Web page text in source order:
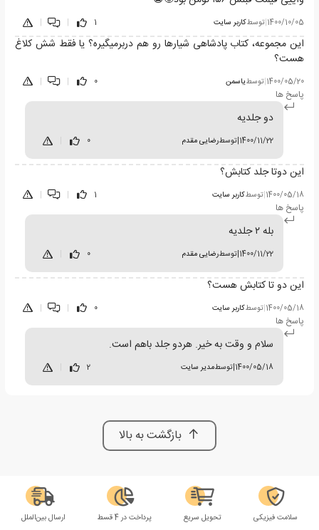
1400/10/05
|توسطکاربر سایت 1
|
|
این مجموعه، کتاب پادشاهی شیارها رو هم دربرمیگیره؟ یا فقط شش کلاغ
هست؟
1400/05/20
|توسطیاسمن 0
|
|
پاسخ ها
دو جلدیه
1400/11/22
|توسطرضایی مقدم 0
این دوتا جلد کتابش؟
1400/05/18
|توسطکاربر سایت 1
|
|
پاسخ ها
بله ۲ جلدیه
1400/11/22
|توسطرضایی مقدم 0
این دو تا کتابش هست؟
1400/05/18
|توسطکاربر سایت 0
|
|
پاسخ ها
سلام و وقت به خیر. هردو جلد باهم است.
1400/05/18
|توسطمدیر سایت 2
بازگشت به بالا
سلامت فیزیکی تحویل سریع پرداخت در 4 قسط ارسال بین‌الملل